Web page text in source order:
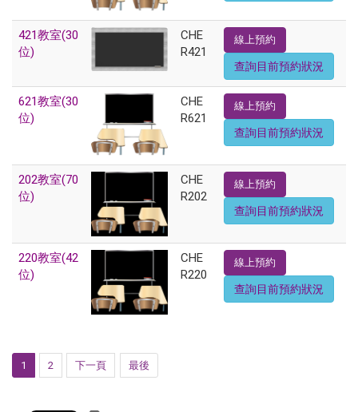
421教室(30
位)
CHE
R421
線上預約
查詢目前預約狀況
621教室(30
位)
CHE
R621
線上預約
查詢目前預約狀況
202教室(70
位)
CHE
R202
線上預約
查詢目前預約狀況
220教室(42
位)
CHE
R220
線上預約
查詢目前預約狀況
1 2 下一頁 最後